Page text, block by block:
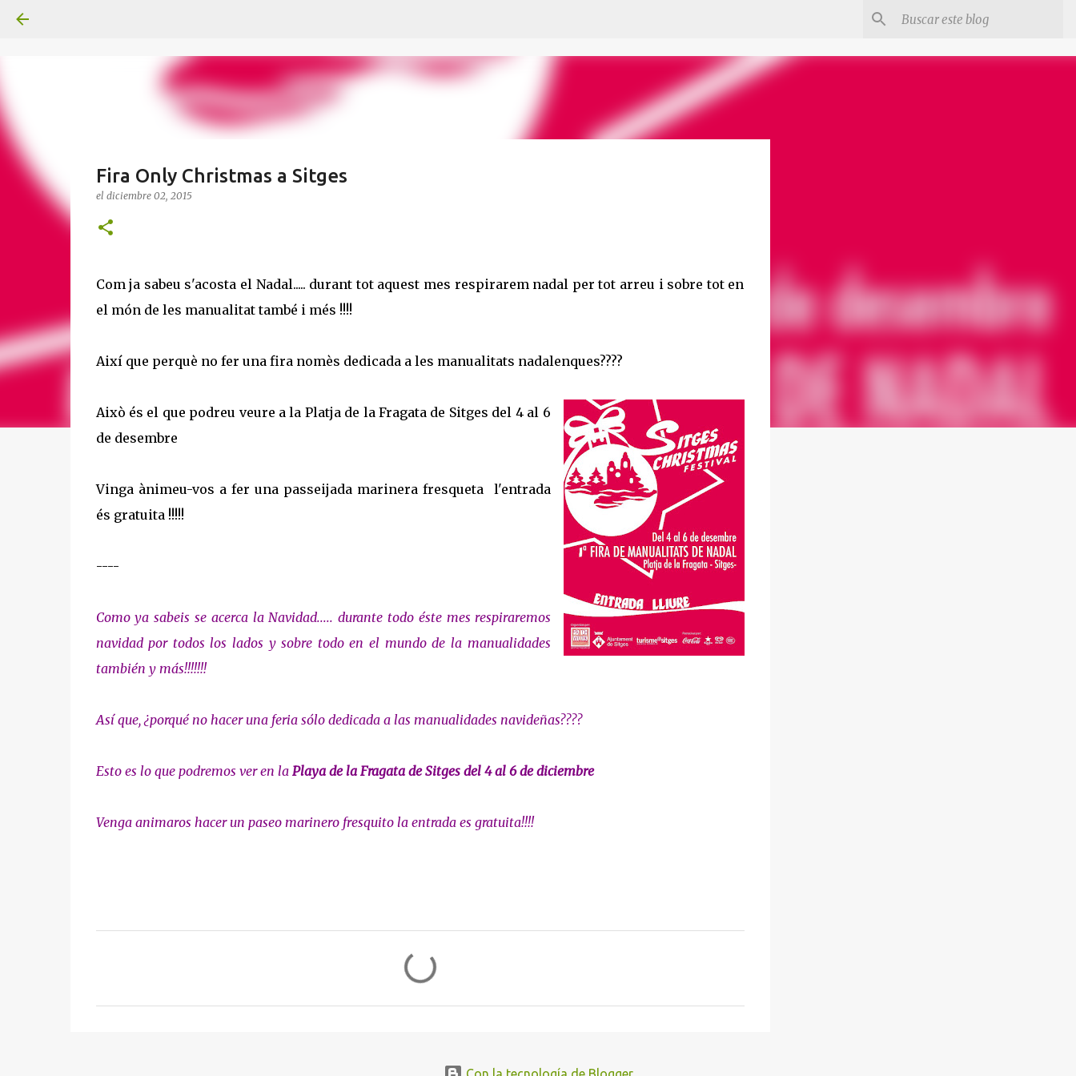
Fira Only Christmas a Sitges
el diciembre 02, 2015
Com ja sabeu s'acosta el Nadal..... durant tot aquest mes respirarem nadal per tot arreu i sobre tot en
el món de les manualitat també i més !!!!
Així que perquè no fer una fira nomès dedicada a les manualitats nadalenques????
Això és el que podreu veure a la Platja de la Fragata de Sitges del 4 al 6
de desembre
Vinga ànimeu-vos a fer una passeijada marinera fresqueta l'entrada
és gratuita !!!!!
----
Como ya sabeis se acerca la Navidad..... durante todo éste mes respiraremos
navidad por todos los lados y sobre todo en el mundo de la manualidades
también y más!!!!!!!
Así que, ¿porqué no hacer una feria sólo dedicada a las manualidades navideñas????
Esto es lo que podremos ver en la Playa de la Fragata de Sitges del 4 al 6 de diciembre
Venga animaros hacer un paseo marinero fresquito la entrada es gratuita!!!!